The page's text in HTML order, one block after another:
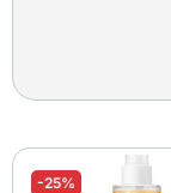
-25%